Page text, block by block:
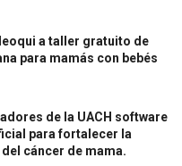
a taller gratuito de
para mamás con bebés
de la UACH software
para fortalecer la
cáncer de mama.